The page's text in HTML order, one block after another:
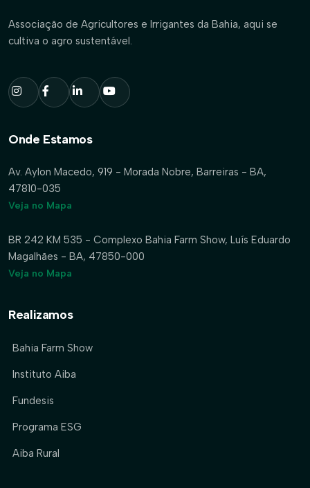
Associação de Agricultores e Irrigantes da Bahia, aqui se
cultiva o agro sustentável.
Onde Estamos
Av. Aylon Macedo, 919 - Morada Nobre, Barreiras - BA,
47810-035
Veja no Mapa
BR 242 KM 535 - Complexo Bahia Farm Show, Luís Eduardo
Magalhães - BA, 47850-000
Veja no Mapa
Realizamos
Bahia Farm Show
Instituto Aiba
Fundesis
Programa ESG
Aiba Rural